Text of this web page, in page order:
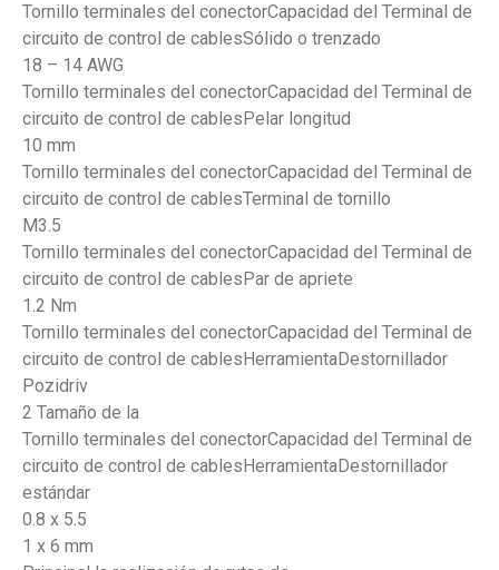
Tornillo terminales del conectorCapacidad del Terminal de
circuito de control de cablesSólido o trenzado
18 – 14 AWG
Tornillo terminales del conectorCapacidad del Terminal de
circuito de control de cablesPelar longitud
10 mm
Tornillo terminales del conectorCapacidad del Terminal de
circuito de control de cablesTerminal de tornillo
M3.5
Tornillo terminales del conectorCapacidad del Terminal de
circuito de control de cablesPar de apriete
1.2 Nm
Tornillo terminales del conectorCapacidad del Terminal de
circuito de control de cablesHerramientaDestornillador
Pozidriv
2 Tamaño de la
Tornillo terminales del conectorCapacidad del Terminal de
circuito de control de cablesHerramientaDestornillador
estándar
0.8 x 5.5
1 x 6 mm